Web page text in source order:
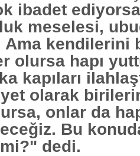
ibadet
meselesi,
Ama kendilerini
olursa hapı
kapıları
olarak
onlar da
Bu
dedi.